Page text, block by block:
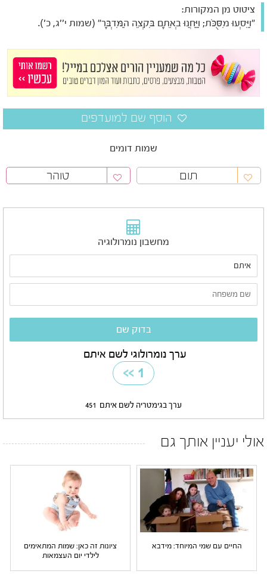
ציטוט מן המקורות:
"וַיִּסְעוּ מִסֻּכֹּת; וַיַּחֲנוּ בְאֵתָם בִּקְצֵה הַמִּדְבָּר" (שמות י''ג, כ').
שמות דומים
תום טוהר
מחשבון נומרולוגיה
ערך נומרולוגי לשם איתם
1
>>
ערך בגימטריה לשם איתם 451
אולי יעניין אותך גם
החיים עם שמי המיוחד: מידבא
ציונות זה כאן: שמות המתאימים
לילדי יום העצמאות